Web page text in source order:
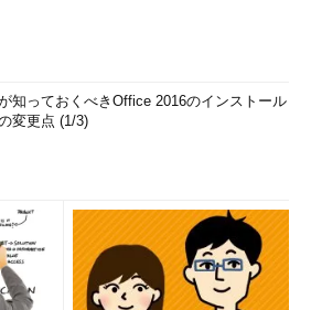
知っておくべきOffice 2016のインストール
変更点 (1/3)